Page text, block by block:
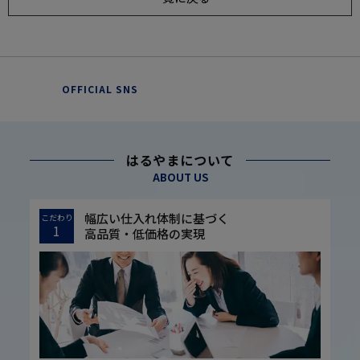
OFFICIAL SNS
はるやまについて
ABOUT US
こだわり
1
幅広い仕入れ体制に基づく
高品質・低価格の実現